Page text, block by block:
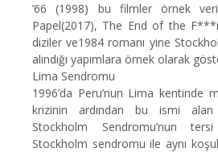
’66 (1998) bu filmler örnek
Papel(2017), The End of the
diziler ve1984 romanı yine
alındığı yapımlara örnek olarak
Lima Sendromu
1996’da Peru’nun Lima kentinde
krizinin ardından bu ismi
Stockholm Sendromu’nun tersi
Stockholm sendromu ile aynı